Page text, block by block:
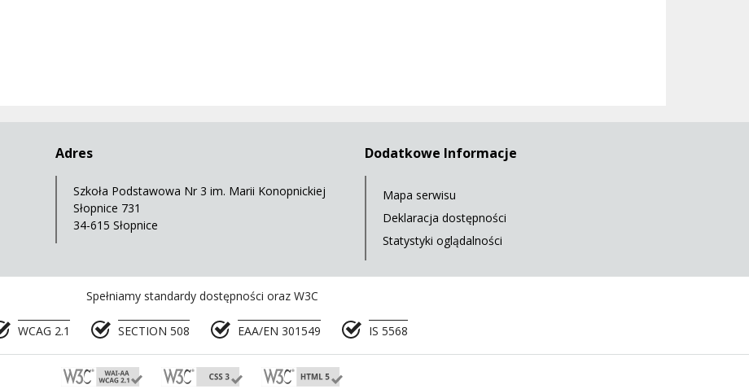
Adres
Szkoła Podstawowa Nr 3 im. Marii Konopnickiej
Słopnice 731
34-615 Słopnice
Dodatkowe Informacje
Mapa serwisu
Deklaracja dostępności
Statystyki oglądalności
Spełniamy standardy dostępności oraz W3C
WCAG 2.1 SECTION 508 EAA/EN 301549 IS 5568